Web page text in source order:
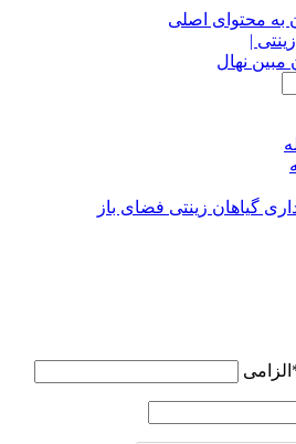
به محتوای اصلی
گیاهان زینتی فضای باز
الزامی